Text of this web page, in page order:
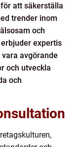
att säkerställa
trender inom
och
expertis
avgörande
och utveckla
och